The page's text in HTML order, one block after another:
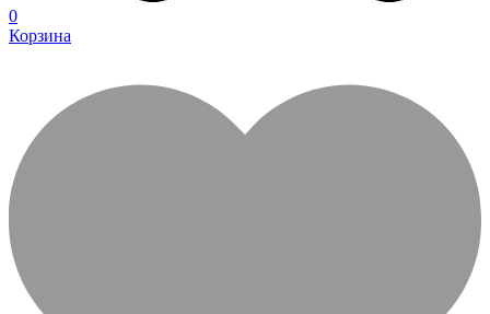
0
Корзина